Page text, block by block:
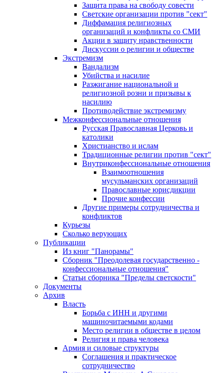
Защита права на свободу совести
Светские организации против "сект"
Диффамация религиозных
организаций и конфликты со СМИ
Акции в защиту нравственности
Дискуссии о религии и обществе
Экстремизм
Вандализм
Убийства и насилие
Разжигание национальной и
религиозной розни и призывы к
насилию
Противодействие экстремизму
Межконфессиональные отношения
Русская Православная Церковь и
католики
Христианство и ислам
Традиционные религии против "сект"
Внутриконфессиональные отношения
Взаимоотношения
мусульманских организаций
Православные юрисдикции
Прочие конфессии
Другие примеры сотрудничества и
конфликтов
Курьезы
Сколько верующих
Публикации
Из книг "Панорамы"
Сборник "Преодолевая государственно -
конфессиональные отношения"
Статьи сборника "Пределы светскости"
Документы
Архив
Власть
Борьба с ИНН и другими
машиночитаемыми кодами
Место религии в обществе в целом
Религия и права человека
Армия и силовые структуры
Соглашения и практическое
сотрудничество